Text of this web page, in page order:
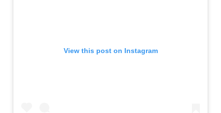
View this post on Instagram